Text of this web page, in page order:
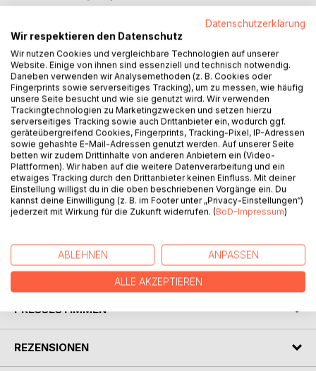
BESCHREIBUNG
Dass Johanna und Luise Zwillinge sind, erfahren sie erst am
Tag nach ihrem 16. Geburtstag, als sie sich nach Erhalten
eines geheimnisvollen Briefs in einer mysteriösen
Bibliothek kennenlernen. Denn Luise lebt 1884 und Johanna
in der Gegenwart. Jene Bibliothek nennt sich Bibliothek der
Zeitreisenden und durch den Diebstahl eines wichtigen
Geräts können die meisten Zeitreisenden sich an nichts
mehr erinnern. Die Zwillingsschwestern sind nun die
AUTOR/IN
PRESSESTIMMEN
REZENSIONEN
Datenschutzerklärung
Wir respektieren den Datenschutz
Wir nutzen Cookies und vergleichbare Technologien auf unserer
Website. Einige von ihnen sind essenziell und technisch notwendig.
Daneben verwenden wir Analysemethoden (z. B. Cookies oder
Fingerprints sowie serverseitiges Tracking), um zu messen, wie häufig
unsere Seite besucht und wie sie genutzt wird. Wir verwenden
Trackingtechnologien zu Marketingzwecken und setzen hierzu
serverseitiges Tracking sowie auch Drittanbieter ein, wodurch ggf.
geräteübergreifend Cookies, Fingerprints, Tracking-Pixel, IP-Adressen
sowie gehashte E-Mail-Adressen genutzt werden. Auf unserer Seite
betten wir zudem Drittinhalte von anderen Anbietern ein (Video-
Plattformen). Wir haben auf die weitere Datenverarbeitung und ein
etwaiges Tracking durch den Drittanbieter keinen Einfluss. Mit deiner
Einstellung willigst du in die oben beschriebenen Vorgänge ein. Du
kannst deine Einwilligung (z. B. im Footer unter „Privacy-Einstellungen“)
jederzeit mit Wirkung für die Zukunft widerrufen. (BoD-Impressum)
ABLEHNEN ANPASSEN
ALLE AKZEPTIEREN